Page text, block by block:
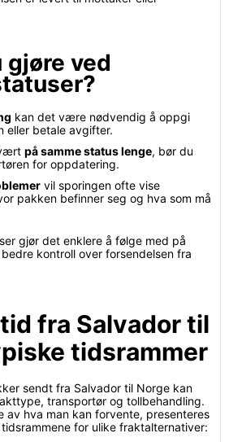
gjøre ved
kan det være nødvendig å oppgi
eller betale avgifter.
på samme status lenge, bør du
for oppdatering.
vil sporingen ofte vise
pakken befinner seg og hva som må
gjør det enklere å følge med på
kontroll over forsendelsen fra
fra Salvador til
tidsrammer
sendt fra Salvador til Norge kan
transportør og tollbehandling.
av hva man kan forvente, presenteres
for ulike fraktalternativer: